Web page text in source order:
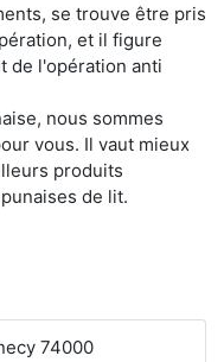
se trouve être pris
et il figure
de l'opération anti
nous sommes
vous. Il vaut mieux
produits
de lit.
74000